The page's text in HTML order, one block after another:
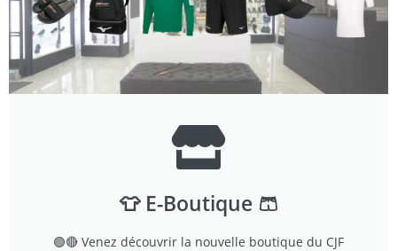
👕 E-Boutique 🩳
🟢🔴 Venez découvrir la nouvelle boutique du CJF